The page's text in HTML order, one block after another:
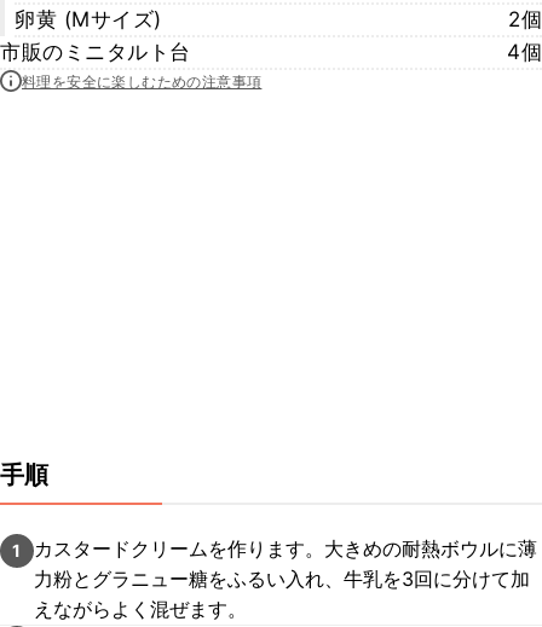
卵黄 (Mサイズ)
2個
市販のミニタルト台
4個
料理を安全に楽しむための注意事項
手順
1
カスタードクリームを作ります。大きめの耐熱ボウルに薄
力粉とグラニュー糖をふるい入れ、牛乳を3回に分けて加
えながらよく混ぜます。